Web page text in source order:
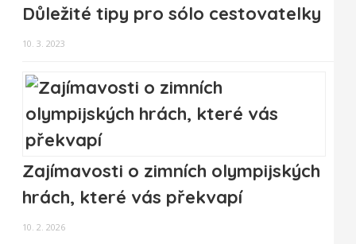
Důležité tipy pro sólo cestovatelky
10. 3. 2023
Zajímavosti o zimních olympijských
hrách, které vás překvapí
10. 2. 2026